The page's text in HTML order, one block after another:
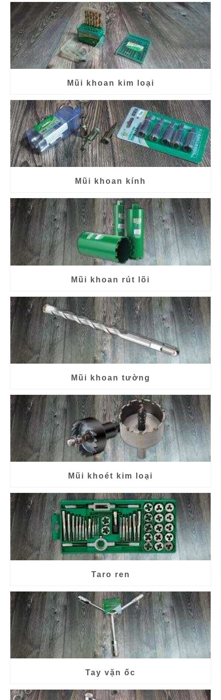
Mũi khoan kim loại
Mũi khoan kính
Mũi khoan rút lõi
Mũi khoan tường
Mũi khoét kim loại
Taro ren
Tay vặn ốc